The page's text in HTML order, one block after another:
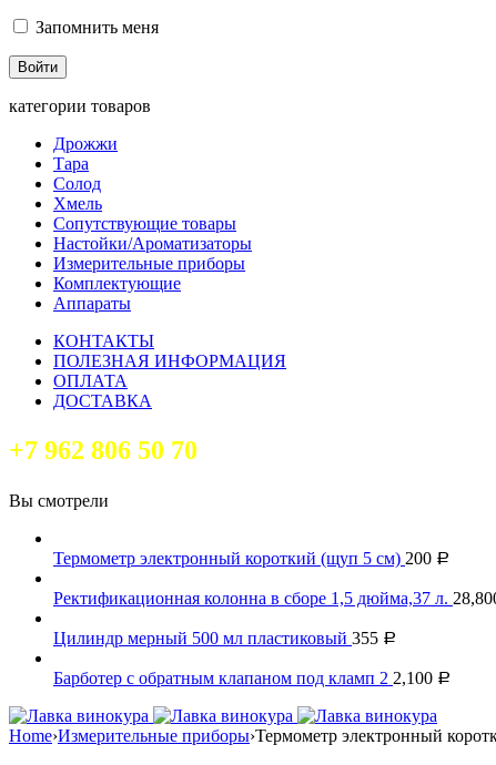
Запомнить меня
категории товаров
Дрожжи
Тара
Солод
Хмель
Сопутствующие товары
Настойки/Ароматизаторы
Измерительные приборы
Комплектующие
Аппараты
КОНТАКТЫ
ПОЛЕЗНАЯ ИНФОРМАЦИЯ
ОПЛАТА
ДОСТАВКА
+7 962 806 50 70
Вы смотрели
Термометр электронный короткий (щуп 5 см) 200 Р
Ректификационная колонна в сборе 1,5 дюйма,37 л.
Цилиндр мерный 500 мл пластиковый 355 Р
Барботер с обратным клапаном под кламп 2 2,100 Р
Home›Измерительные приборы›Термометр электронный